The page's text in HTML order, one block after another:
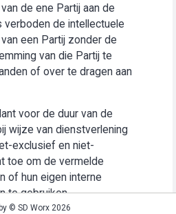
de ene Partij aan de
verboden de intellectuele
een Partij zonder de
van die Partij te
of over te dragen aan
voor de duur van de
wijze van dienstverlening
exclusief en niet-
toe om de vermelde
of hun eigen interne
te gebruiken
© SD Worx 2026